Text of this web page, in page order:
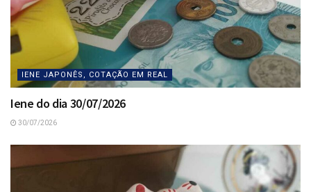
IENE JAPONÊS, COTAÇÃO EM REAL
Iene do dia 30/07/2026
30/07/2026